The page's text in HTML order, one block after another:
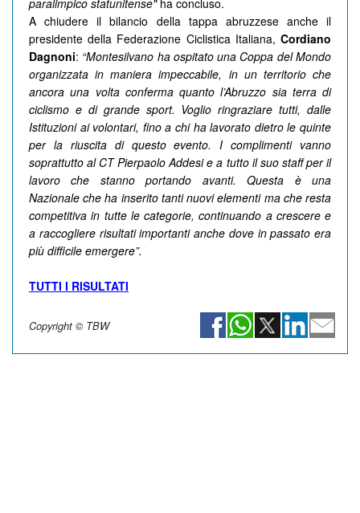
A chiudere il bilancio della tappa abruzzese anche il
presidente della Federazione Ciclistica Italiana, Cordiano
Dagnoni: “Montesilvano ha ospitato una Coppa del Mondo
organizzata in maniera impeccabile, in un territorio che
ancora una volta conferma quanto l’Abruzzo sia terra di
ciclismo e di grande sport. Voglio ringraziare tutti, dalle
Istituzioni ai volontari, fino a chi ha lavorato dietro le quinte
per la riuscita di questo evento. I complimenti vanno
soprattutto al CT Pierpaolo Addesi e a tutto il suo staff per il
lavoro che stanno portando avanti. Questa è una
Nazionale che ha inserito tanti nuovi elementi ma che resta
competitiva in tutte le categorie, continuando a crescere e
a raccogliere risultati importanti anche dove in passato era
più difficile emergere”.
TUTTI I RISULTATI
Copyright © TBW